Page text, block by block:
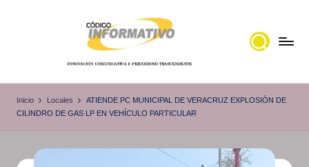
ó
i
noticias
Inicio Locales
ATIENDE PC MUNICIPAL DE VERACRUZ EXPLOSIÓN DE
CILINDRO DE GAS LP EN VEHÍCULO PARTICULAR